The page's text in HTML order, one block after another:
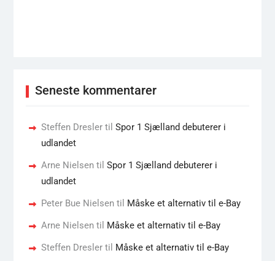
Seneste kommentarer
Steffen Dreslertil Spor 1 Sjælland debuterer i
udlandet
Arne Nielsentil Spor 1 Sjælland debuterer i
udlandet
Peter Bue Nielsentil Måske et alternativ til e-Bay
Arne Nielsentil Måske et alternativ til e-Bay
Steffen Dreslertil Måske et alternativ til e-Bay